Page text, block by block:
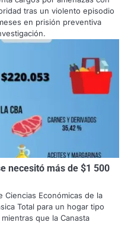
tras un violento episodio
en prisión preventiva
necesitó más de $1 500
Ciencias Económicas de la
Total para un hogar tipo
que la Canasta